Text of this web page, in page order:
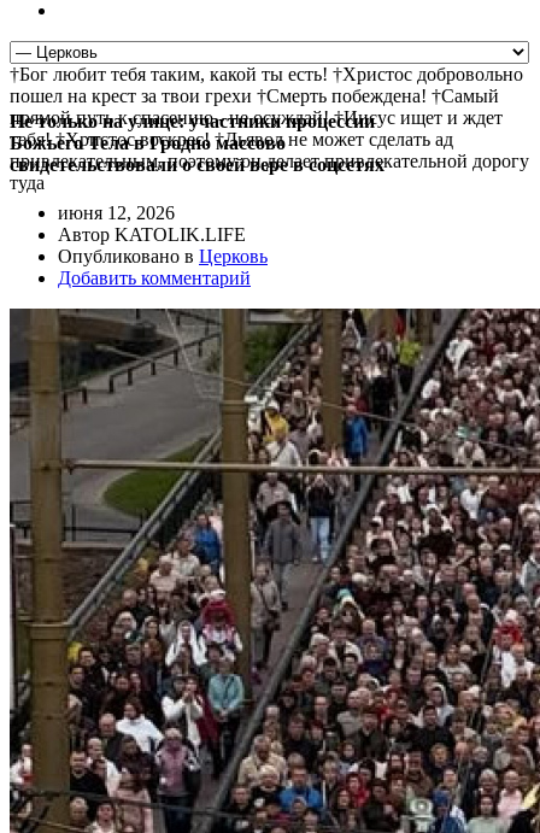
†Бог любит тебя таким, какой ты есть! †Христос добровольно
пошел на крест за твои грехи †Смерть побеждена! †Самый
прямой путь к спасению - не осуждай! †Иисус ищет и ждет
тебя! †Христос воскрес! †Дьявол не может сделать ад
привлекательным, поэтому он делает привлекательной дорогу
туда
Не только на улице: участники процессии
Божьего Тела в Гродно массово
свидетельствовали о своей вере в соцсетях
июня 12, 2026
Автор KATOLIK.LIFE
Опубликовано в Церковь
Добавить комментарий